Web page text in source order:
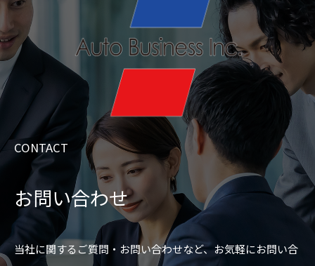
CONTACT
お問い合わせ
当社に関するご質問・お問い合わせなど、お気軽にお問い合